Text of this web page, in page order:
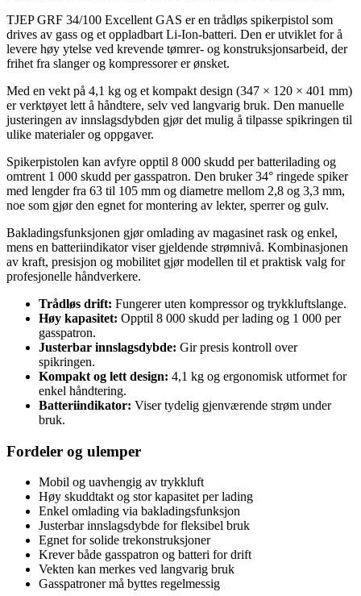
TJEP GRF 34/100 Excellent GAS er en trådløs spikerpistol som
drives av gass og et oppladbart Li-Ion-batteri. Den er utviklet for å
levere høy ytelse ved krevende tømrer- og konstruksjonsarbeid, der
frihet fra slanger og kompressorer er ønsket.
Med en vekt på 4,1 kg og et kompakt design (347 × 120 × 401 mm)
er verktøyet lett å håndtere, selv ved langvarig bruk. Den manuelle
justeringen av innslagsdybden gjør det mulig å tilpasse spikringen til
ulike materialer og oppgaver.
Spikerpistolen kan avfyre opptil 8 000 skudd per batterilading og
omtrent 1 000 skudd per gasspatron. Den bruker 34° ringede spiker
med lengder fra 63 til 105 mm og diametre mellom 2,8 og 3,3 mm,
noe som gjør den egnet for montering av lekter, sperrer og gulv.
Bakladingsfunksjonen gjør omlading av magasinet rask og enkel,
mens en batteriindikator viser gjeldende strømnivå. Kombinasjonen
av kraft, presisjon og mobilitet gjør modellen til et praktisk valg for
profesjonelle håndverkere.
Trådløs drift: Fungerer uten kompressor og trykkluftslange.
Høy kapasitet: Opptil 8 000 skudd per lading og 1 000 per
gasspatron.
Justerbar innslagsdybde: Gir presis kontroll over
spikringen.
Kompakt og lett design: 4,1 kg og ergonomisk utformet for
enkel håndtering.
Batteriindikator: Viser tydelig gjenværende strøm under
bruk.
Fordeler og ulemper
Mobil og uavhengig av trykkluft
Høy skuddtakt og stor kapasitet per lading
Enkel omlading via bakladingsfunksjon
Justerbar innslagsdybde for fleksibel bruk
Egnet for solide trekonstruksjoner
Krever både gasspatron og batteri for drift
Vekten kan merkes ved langvarig bruk
Gasspatroner må byttes regelmessig